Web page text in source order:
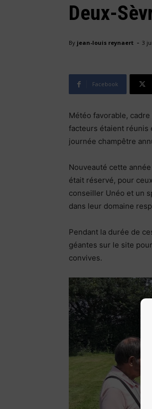
jhdr
Deux-
By jean-louis reynaert - 3
Facebook
Météo favorable,
facteurs étaient réunis
journée champêtre
Nouveauté cette
était réservé, pour
conseiller Unéo et un
dans leur domaine
Pendant la durée de
géantes sur le site
convives.